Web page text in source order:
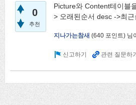
0
추천
Picture와 Content테이블
> 오래된순서 desc ->최
지나가는참새 (640 포인트) 님